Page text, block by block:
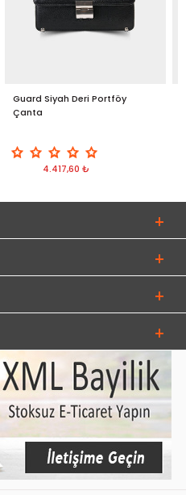
Guard Siyah Deri Portföy
Çanta
4.417,60 ₺